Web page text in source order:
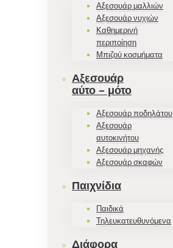
Αξεσουάρ μαλλιών
Αξεσουάρ νυχιών
Καθημερινή
περιποίηση
Μπιζού κοσμήματα
Αξεσουάρ
αύτο – μότο
Αξεσουάρ ποδηλάτου
Αξεσουάρ
αυτοκινήτου
Αξεσουάρ μηχανής
Αξεσουάρ σκαφών
Παιχνίδια
Παιδικά
Τηλευκατευθυνόμενα
Διάφορα